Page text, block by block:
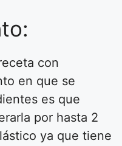
con
en que se
es que
por hasta 2
ya que tiene